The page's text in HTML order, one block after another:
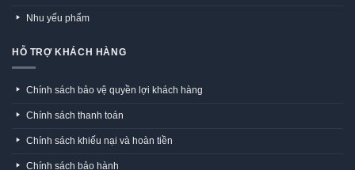
Nhu yếu phẩm
HỖ TRỢ KHÁCH HÀNG
Chính sách bảo vệ quyền lợi khách hàng
Chính sách thanh toán
Chính sách khiếu nại và hoàn tiền
Chính sách bảo hành